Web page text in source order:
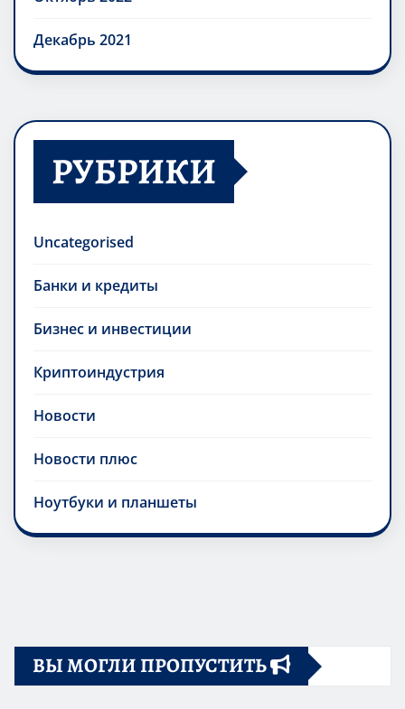
Декабрь 2021
РУБРИКИ
Uncategorised
Банки и кредиты
Бизнес и инвестиции
Криптоиндустрия
Новости
Новости плюс
Ноутбуки и планшеты
ВЫ МОГЛИ ПРОПУСТИТЬ